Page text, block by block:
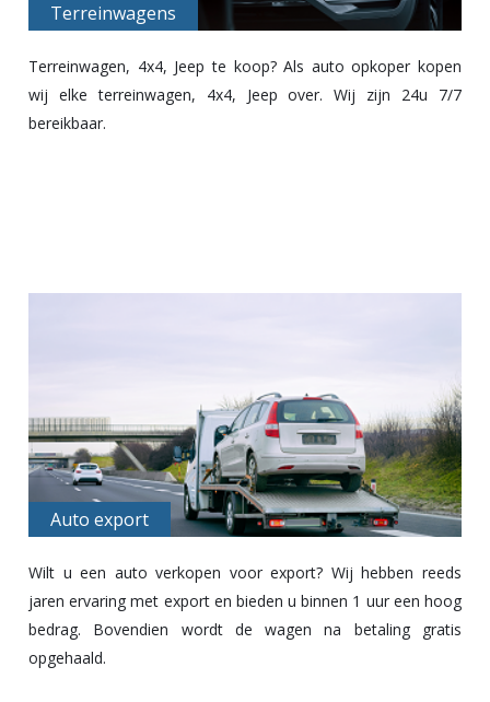
Terreinwagens
Terreinwagen, 4x4, Jeep te koop? Als auto opkoper kopen
wij elke terreinwagen, 4x4, Jeep over. Wij zijn 24u 7/7
bereikbaar.
Auto export
Wilt u een auto verkopen voor export? Wij hebben reeds
jaren ervaring met export en bieden u binnen 1 uur een hoog
bedrag. Bovendien wordt de wagen na betaling gratis
opgehaald.